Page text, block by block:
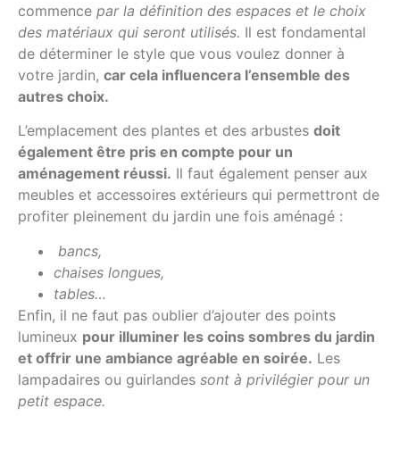
commence par la définition des espaces et le choix
des matériaux qui seront utilisés. Il est fondamental
de déterminer le style que vous voulez donner à
votre jardin, car cela influencera l’ensemble des
autres choix.
L’emplacement des plantes et des arbustes doit
également être pris en compte pour un
aménagement réussi. Il faut également penser aux
meubles et accessoires extérieurs qui permettront de
profiter pleinement du jardin une fois aménagé :
bancs,
chaises longues,
tables…
Enfin, il ne faut pas oublier d’ajouter des points
lumineux pour illuminer les coins sombres du jardin
et offrir une ambiance agréable en soirée. Les
lampadaires ou guirlandes sont à privilégier pour un
petit espace.